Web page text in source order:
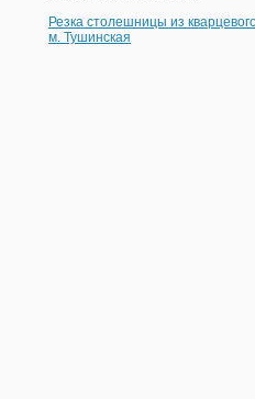
Резка столешницы из
м. Тушинская